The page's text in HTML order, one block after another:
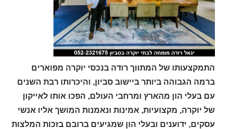
התמקצעותו של המתווך רודה בנכסי יוקרה מפוארים
ברמה הגבוהה ביותר ביישוב סביון, והיכרותו רבת השנים
עם בעלי הון מהארץ ומרחבי העולם, הפכו אותו לאייקון
של יוקרה, מקצועיות, אמינות ונאמנות המושך אליו אנשי
עסקים, ידוענים ובעלי הון שמגיעים ברובם בזכות המלצות